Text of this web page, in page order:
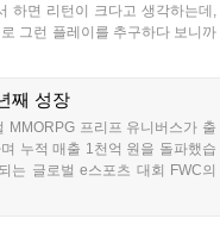
하면 리턴이 크다고 생각하는데,
그런 플레이를 추구하다 보니까
것 같습니다." T1은 6일 서울 종
째 성장
MMORPG 프리프 유니버스가 출
누적 매출 1천억 원을 돌파했습
는 글로벌 e스포츠 대회 FWC의
조건에서 시즌을 함께 즐기는